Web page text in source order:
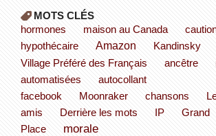
MOTS CLÉS
hormones
maison au Canada
hypothécaire
Amazon Kandinsky
Village Préféré des Français
ancêtre
automatisées
autocollant
facebook
Moonraker chansons
amis
Derrière les mots IP
Grand
Place
morale